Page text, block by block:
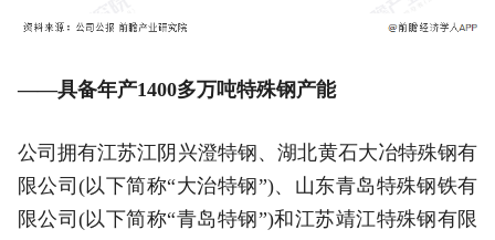
——具备年产1400多万吨特殊钢产能
公司拥有江苏江阴兴澄特钢、湖北黄石大冶特殊钢有
限公司(以下简称“大治特钢”)、山东青岛特殊钢铁有
限公司(以下简称“青岛特钢”)和江苏靖江特殊钢有限